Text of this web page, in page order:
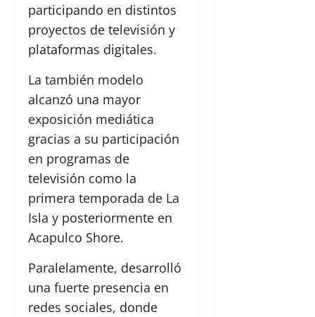
participando en distintos
proyectos de televisión y
plataformas digitales.
La también modelo
alcanzó una mayor
exposición mediática
gracias a su participación
en programas de
televisión como la
primera temporada de La
Isla y posteriormente en
Acapulco Shore.
Paralelamente, desarrolló
una fuerte presencia en
redes sociales, donde